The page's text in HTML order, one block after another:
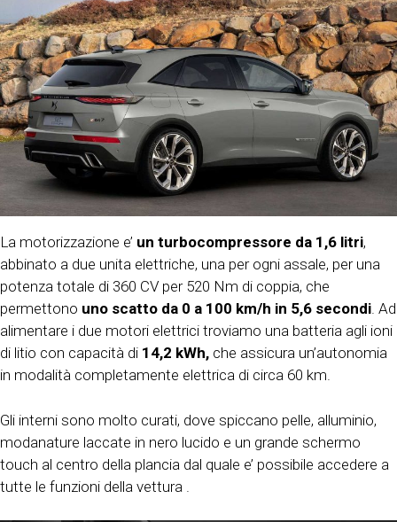
La motorizzazione e’ un turbocompressore da 1,6 litri,
abbinato a due unita elettriche, una per ogni assale, per una
potenza totale di 360 CV per 520 Nm di coppia, che
permettono uno scatto da 0 a 100 km/h in 5,6 secondi. Ad
alimentare i due motori elettrici troviamo una batteria agli ioni
di litio con capacità di 14,2 kWh, che assicura un’autonomia
in modalità completamente elettrica di circa 60 km.
Gli interni sono molto curati, dove spiccano pelle, alluminio,
modanature laccate in nero lucido e un grande schermo
touch al centro della plancia dal quale e’ possibile accedere a
tutte le funzioni della vettura .